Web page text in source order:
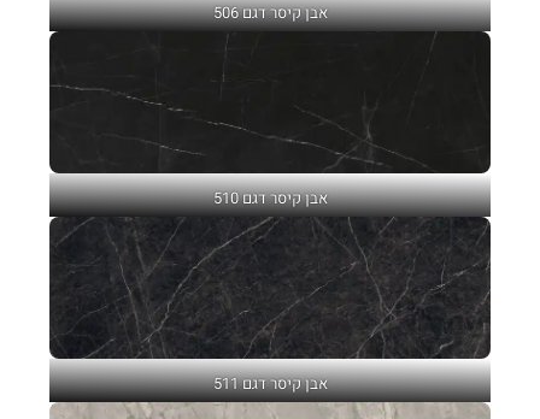
אבן קיסר דגם 506
אבן קיסר דגם 510
אבן קיסר דגם 511